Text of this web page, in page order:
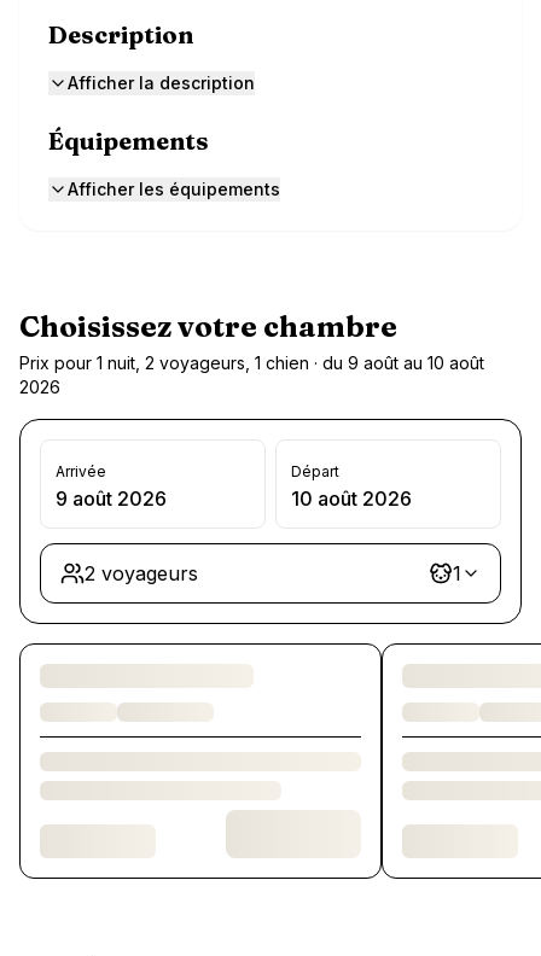
Description
Afficher la description
Équipements
Afficher les équipements
Choisissez votre chambre
Prix pour 1 nuit, 2 voyageurs, 1 chien · du 9 août au 10 août
2026
Arrivée
9 août 2026
Départ
10 août 2026
2 voyageurs 1
Chargement des chambres et des formules…